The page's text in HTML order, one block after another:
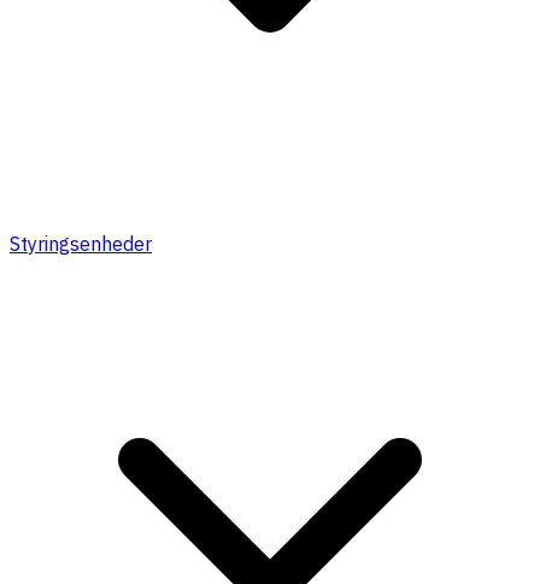
Styringsenheder